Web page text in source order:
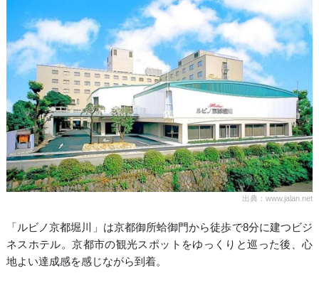
出典：www.jalan.net
「ルビノ京都堀川」は京都御所蛤御門から徒歩で8分に建つビジ
ネスホテル。京都市の観光スポットをゆっくりと巡った後、心
地よい達成感を感じながら到着。